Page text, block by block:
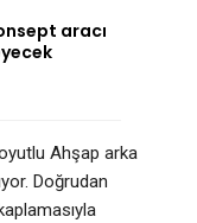
aracı
Ahşap arka
Doğrudan